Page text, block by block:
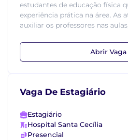
estudantes de educação física
experiência prática na área. As
auxiliar os professores nas
Abrir Vaga
Vaga De Estagiário
Estagiário
Hospital Santa Cecília
Presencial